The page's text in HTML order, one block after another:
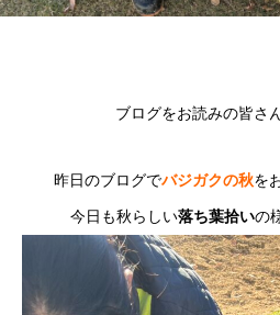
ブログをお読みの皆さ
昨日のブログでバジガクの秋を
今日も秋らしい落ち葉拾いの